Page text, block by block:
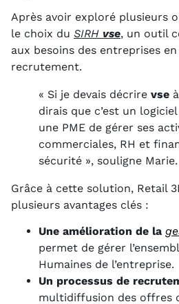
Après avoir exploré plusieurs
le choix du SIRH vse, un outil
aux besoins des entreprises
recrutement.
« Si je devais décrire vse
dirais que c’est un
une PME de gérer ses
commerciales, RH et
sécurité », souligne Marie.
Grâce à cette solution, Retail
plusieurs avantages clés :
Une amélioration de la
permet de gérer
Humaines de l’entreprise.
Un processus de
multidiffusion des offres